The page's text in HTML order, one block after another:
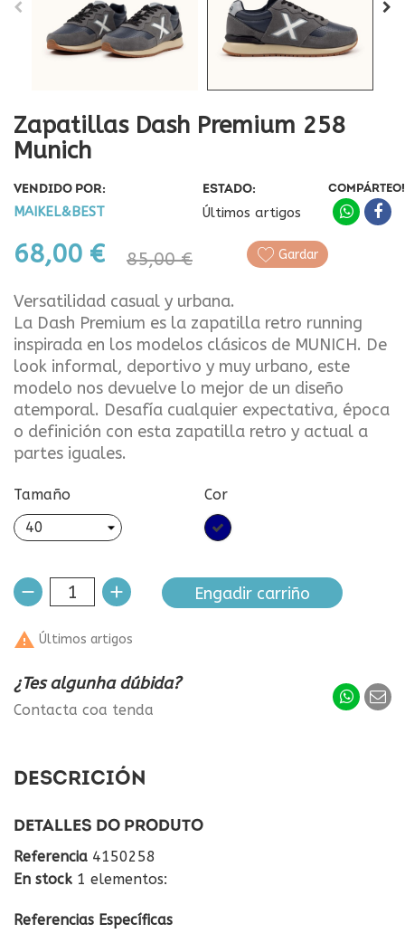
Zapatillas Dash Premium 258
Munich
VENDIDO POR:
MAIKEL&BEST
ESTADO:
Últimos artigos
68,00 € 85,00 €
COMPÁRTEO!
Gardar
Versatilidad casual y urbana.
La Dash Premium es la zapatilla retro running
inspirada en los modelos clásicos de MUNICH. De
look informal, deportivo y muy urbano, este
modelo nos devuelve lo mejor de un diseño
atemporal. Desafía cualquier expectativa, época
o definición con esta zapatilla retro y actual a
partes iguales.
Tamaño Cor
Azul
mariño
Engadir carriño
 Últimos artigos
¿Tes algunha dúbida?
Contacta coa tenda
DESCRICIÓN
DETALLES DO PRODUTO
Referencia 4150258
En stock 1 elementos:
Referencias Específicas